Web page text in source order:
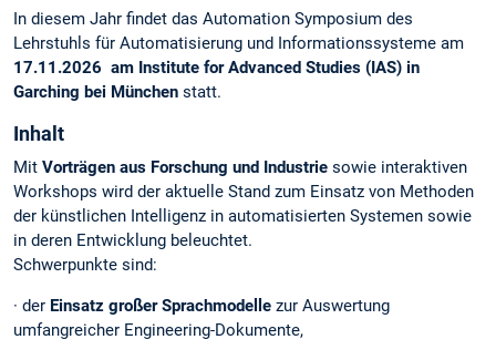
In diesem Jahr findet das Automation Symposium des
Lehrstuhls für Automatisierung und Informationssysteme am
17.11.2026 am Institute for Advanced Studies (IAS) in
Garching bei München statt.
Inhalt
Mit Vorträgen aus Forschung und Industrie sowie interaktiven
Workshops wird der aktuelle Stand zum Einsatz von Methoden
der künstlichen Intelligenz in automatisierten Systemen sowie
in deren Entwicklung beleuchtet.
Schwerpunkte sind:
· der Einsatz großer Sprachmodelle zur Auswertung
umfangreicher Engineering-Dokumente,